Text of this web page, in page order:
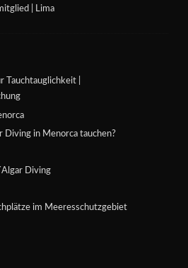
| Lima
|
Diving in Menorca tauchen?
Diving
im Meeresschutzgebiet